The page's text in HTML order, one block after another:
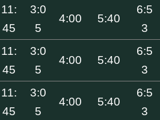
11:
45
3:0
5
4:00 5:40
6:5
3
11:
45
3:0
5
4:00 5:40
6:5
3
11:
45
3:0
5
4:00 5:40
6:5
3